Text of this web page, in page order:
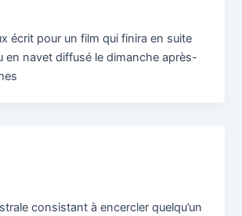
écrit pour un film qui finira en suite
en navet diffusé le dimanche après-
consistant à encercler quelqu’un